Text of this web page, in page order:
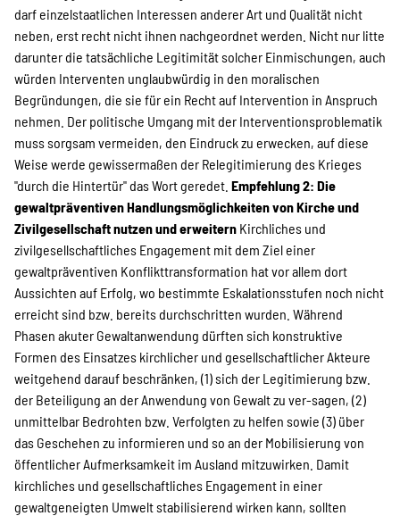
darf einzelstaatlichen Interessen anderer Art und Qualität nicht
neben, erst recht nicht ihnen nachgeordnet werden. Nicht nur litte
darunter die tatsächliche Legitimität solcher Einmischungen, auch
würden Interventen unglaubwürdig in den moralischen
Begründungen, die sie für ein Recht auf Intervention in Anspruch
nehmen. Der politische Umgang mit der Interventionsproblematik
muss sorgsam vermeiden, den Eindruck zu erwecken, auf diese
Weise werde gewissermaßen der Relegitimierung des Krieges
"durch die Hintertür" das Wort geredet. Empfehlung 2: Die
gewaltpräventiven Handlungsmöglichkeiten von Kirche und
Zivilgesellschaft nutzen und erweitern Kirchliches und
zivilgesellschaftliches Engagement mit dem Ziel einer
gewaltpräventiven Konflikttransformation hat vor allem dort
Aussichten auf Erfolg, wo bestimmte Eskalationsstufen noch nicht
erreicht sind bzw. bereits durchschritten wurden. Während
Phasen akuter Gewaltanwendung dürften sich konstruktive
Formen des Einsatzes kirchlicher und gesellschaftlicher Akteure
weitgehend darauf beschränken, (1) sich der Legitimierung bzw.
der Beteiligung an der Anwendung von Gewalt zu ver-sagen, (2)
unmittelbar Bedrohten bzw. Verfolgten zu helfen sowie (3) über
das Geschehen zu informieren und so an der Mobilisierung von
öffentlicher Aufmerksamkeit im Ausland mitzuwirken. Damit
kirchliches und gesellschaftliches Engagement in einer
gewaltgeneigten Umwelt stabilisierend wirken kann, sollten